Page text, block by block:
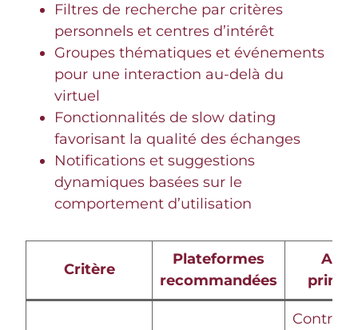
Filtres de recherche par critères
personnels et centres d’intérêt
Groupes thématiques et événements
pour une interaction au-delà du
virtuel
Fonctionnalités de slow dating
favorisant la qualité des échanges
Notifications et suggestions
dynamiques basées sur le
comportement d’utilisation
Critère
Plateformes
recommandées
Contrôle